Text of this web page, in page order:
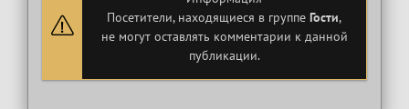
Посетители, находящиеся в группе Гости,
не могут оставлять комментарии к данной
публикации.